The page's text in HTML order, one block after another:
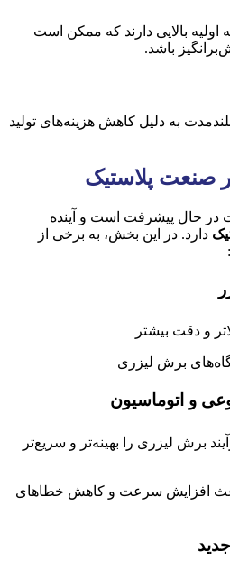
بالایی دارند که ممکن است
باشد.
به دلیل کاهش هزینه‌های تولید
صنعت پلاستیک
حال پیشرفت است و آینده
دارد. در این بخش، به برخی از
و دقت بیشتر
برش لیزری
و اتوماسیون
برش لیزری را بهینه‌تر و سریع‌تر
افزایش سرعت و کاهش خطاهای